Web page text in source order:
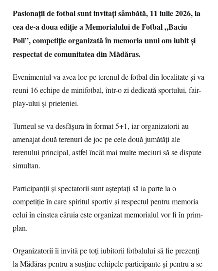
Pasionații de fotbal sunt invitați sâmbătă, 11 iulie 2026, la
cea de-a doua ediție a Memorialului de Fotbal „Baciu
Poli”, competiție organizată în memoria unui om iubit și
respectat de comunitatea din Mădăras.
Evenimentul va avea loc pe terenul de fotbal din localitate și va
reuni 16 echipe de minifotbal, într-o zi dedicată sportului, fair-
play-ului și prieteniei.
Turneul se va desfășura în format 5+1, iar organizatorii au
amenajat două terenuri de joc pe cele două jumătăți ale
terenului principal, astfel încât mai multe meciuri să se dispute
simultan.
Participanții și spectatorii sunt așteptați să ia parte la o
competiție în care spiritul sportiv și respectul pentru memoria
celui în cinstea căruia este organizat memorialul vor fi în prim-
plan.
Organizatorii îi invită pe toți iubitorii fotbalului să fie prezenți
la Mădăras pentru a susține echipele participante și pentru a se